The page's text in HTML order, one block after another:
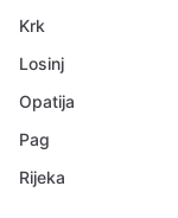
Krk
Losinj
Opatija
Pag
Rijeka